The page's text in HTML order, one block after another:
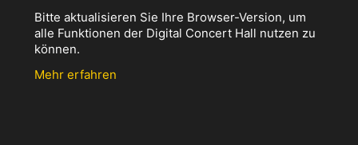
Bitte aktualisieren Sie Ihre Browser-Version, um
alle Funktionen der Digital Concert Hall nutzen zu
können.
Mehr erfahren